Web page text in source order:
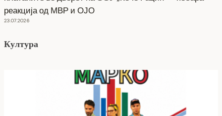
реакција од МВР и ОЈО
23.07.2026
Култура